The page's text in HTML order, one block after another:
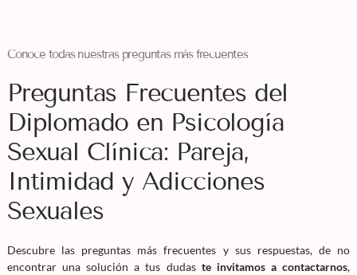
Conoce todas nuestras preguntas más frecuentes
Preguntas Frecuentes del
Diplomado en Psicología
Sexual Clínica: Pareja,
Intimidad y Adicciones
Sexuales
Descubre las preguntas más frecuentes y sus respuestas, de no
encontrar una solución a tus dudas te invitamos a contactarnos,